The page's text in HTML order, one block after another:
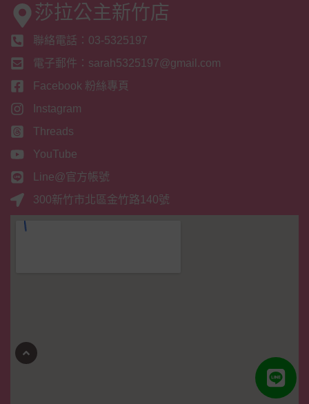
莎拉公主新竹店
聯絡電話：03-5325197
電子郵件：sarah5325197@gmail.com
Facebook 粉絲專頁
Instagram
Threads
YouTube
Line@官方帳號
300新竹市北區金竹路140號